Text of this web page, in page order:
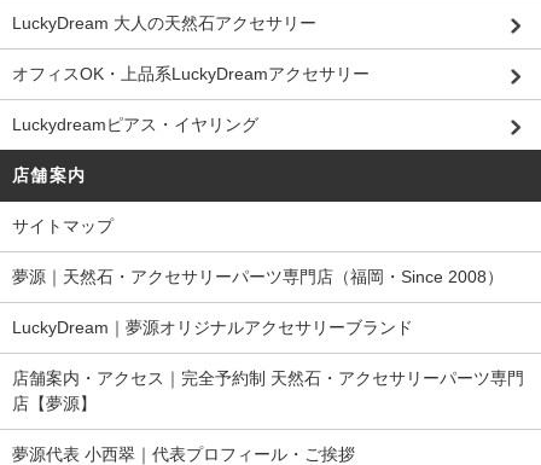
LuckyDream 大人の天然石アクセサリー
オフィスOK・上品系LuckyDreamアクセサリー
Luckydreamピアス・イヤリング
店舗案内
サイトマップ
夢源｜天然石・アクセサリーパーツ専門店（福岡・Since 2008）
LuckyDream｜夢源オリジナルアクセサリーブランド
店舗案内・アクセス｜完全予約制 天然石・アクセサリーパーツ専門
店【夢源】
夢源代表 小西翠｜代表プロフィール・ご挨拶